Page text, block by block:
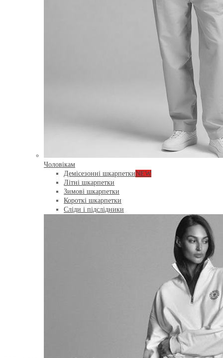
Чоловікам
Демісезонні шкарпеткиNEW
Літні шкарпетки
Зимові шкарпетки
Короткі шкарпетки
Сліди і підслідники